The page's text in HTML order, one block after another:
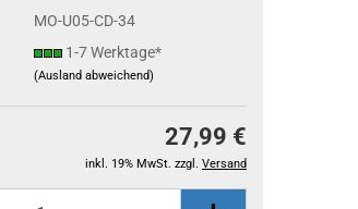
MO-U05-CD-34
1-7 Werktage*
(Ausland abweichend)
27,99 €
inkl. 19% MwSt. zzgl. Versand